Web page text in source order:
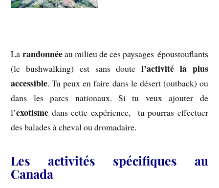
La randonnéeau milieu de ces paysages époustouflants
(le bushwalking) est sans doutel’activité la plus
accessible. Tu peux en faire dans le désert (outback) ou
dans les parcs nationaux. Si tu veux ajouter de
l’exotisme dans cette expérience, tu pourras effectuer
des balades à cheval ou dromadaire.
Les activités spécifiques au
Canada